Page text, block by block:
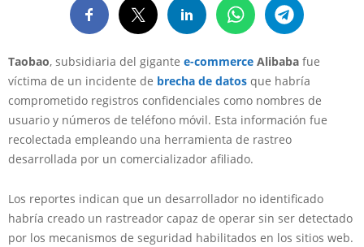
Taobao, subsidiaria del gigante e-commerce Alibaba fue
víctima de un incidente de brecha de datos que habría
comprometido registros confidenciales como nombres de
usuario y números de teléfono móvil. Esta información fue
recolectada empleando una herramienta de rastreo
desarrollada por un comercializador afiliado.
Los reportes indican que un desarrollador no identificado
habría creado un rastreador capaz de operar sin ser detectado
por los mecanismos de seguridad habilitados en los sitios web.